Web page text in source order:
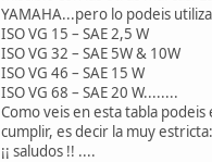
YAMAHA...pero lo podeis
ISO VG 15 – SAE 2,5 W
ISO VG 32 – SAE 5W & 10W
ISO VG 46 – SAE 15 W
ISO VG 68 – SAE 20 W........
Como veis en esta tabla
cumplir, es decir la muy estricta:
¡¡ saludos !! ....